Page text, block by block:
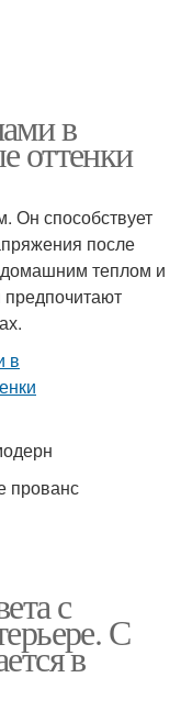
в
оттенки
Он способствует
после
домашним теплом и
прованс
с
С
в